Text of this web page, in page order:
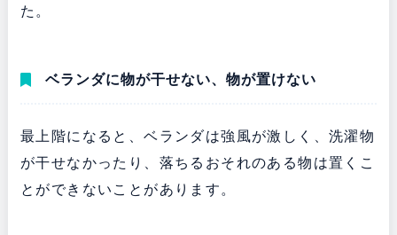
た。
ベランダに物が干せない、物が置けない
最上階になると、ベランダは強風が激しく、洗濯物
が干せなかったり、落ちるおそれのある物は置くこ
とができないことがあります。